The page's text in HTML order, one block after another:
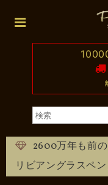
2600万年も前
リビアングラスペン